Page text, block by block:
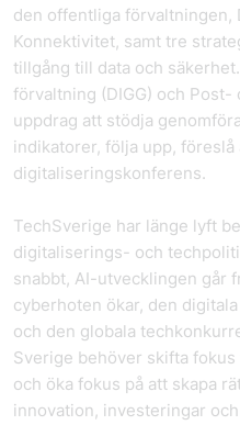
den offentliga förvaltningen,
Konnektivitet, samt tre
tillgång till data och
förvaltning (DIGG) och
uppdrag att stödja
indikatorer, följa upp,
digitaliseringskonferens.
TechSverige har länge lyft
digitaliserings- och
snabbt, AI-utvecklingen går
cyberhoten ökar, den
och den globala
Sverige behöver skifta
och öka fokus på att skapa
innovation, investeringar